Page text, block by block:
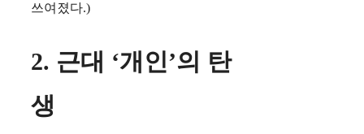
쓰여졌다.)
2. 근대 ‘개인’의 탄
생